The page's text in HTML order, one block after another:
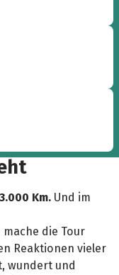
Km. Und im
die Tour
Reaktionen vieler
wundert und